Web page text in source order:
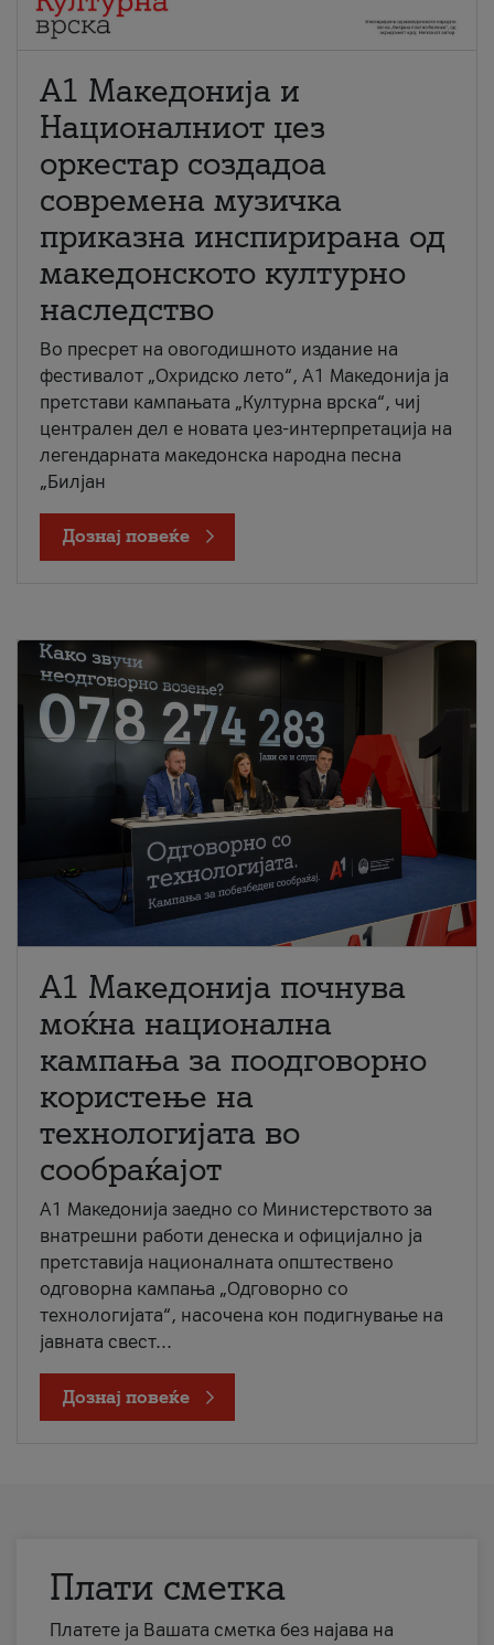
А1 Македонија и
Националниот џез
оркестар создадоа
современа музичка
приказна инспирирана од
македонското културно
наследство
Во пресрет на овогодишното издание на
фестивалот „Охридско лето“, А1 Македонија ја
претстави кампањата „Културна врска“, чиј
централен дел е новата џез-интерпретација на
легендарната македонска народна песна
„Билјан
Дознај повеќе
A1 Македонија почнува
моќна национална
кампања за поодговорно
користење на
технологијата во
сообраќајот
A1 Македонија заедно со Министерството за
внатрешни работи денеска и официјално ја
претставија националната општествено
одговорна кампања „Одговорно со
технологијата“, насочена кон подигнување на
јавната свест...
Дознај повеќе
Плати сметка
Платете ја Вашата сметка без најава на